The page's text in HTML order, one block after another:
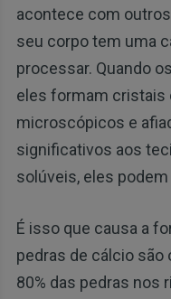
acontece com
seu corpo tem uma
processar. Quando
eles formam cristais
microscópicos e
significativos aos
solúveis, eles
É isso que causa a
pedras de cálcio
80% das pedras nos